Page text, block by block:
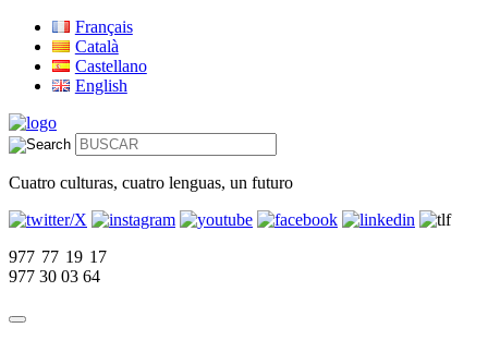
Français
Català
Castellano
English
Cuatro culturas, cuatro lenguas, un futuro
977 77 19 17
977 30 03 64